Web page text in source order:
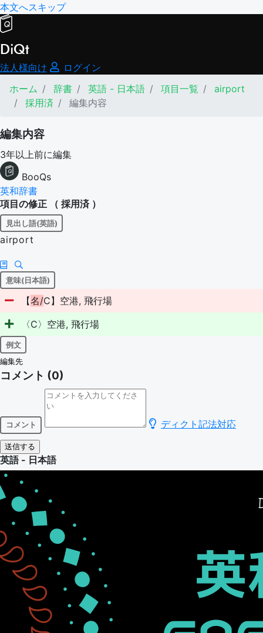
本文へスキップ
DiQt
法人様向け
ログイン
ホーム
辞書 英語 - 日本語 項目一覧
airport
採用済
編集内容
編集内容
3年以上前に編集
BooQs
英和辞書
項目の修正 （ 採用済）
見出し語(英語)
airport
意味(日本語)
【名/C】空港, 飛行場
〈C〉空港, 飛行場
例文
編集先
コメント (0)
コメント ディクト記法対応
英語 - 日本語